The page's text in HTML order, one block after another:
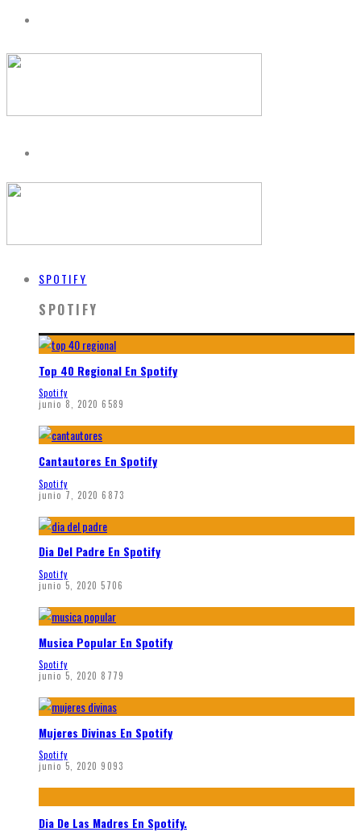
SPOTIFY
SPOTIFY
Top 40 Regional En Spotify
Spotify
junio 8, 2020 6589
Cantautores En Spotify
Spotify
junio 7, 2020 6873
Dia Del Padre En Spotify
Spotify
junio 5, 2020 5706
Musica Popular En Spotify
Spotify
junio 5, 2020 8779
Mujeres Divinas En Spotify
Spotify
junio 5, 2020 9093
Dia De Las Madres En Spotify.